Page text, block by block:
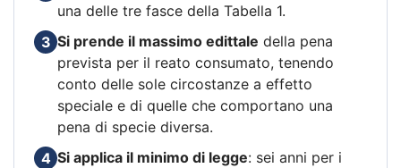
una delle tre fasce della Tabella 1.
3 Si prende il massimo edittale della pena
prevista per il reato consumato, tenendo
conto delle sole circostanze a effetto
speciale e di quelle che comportano una
pena di specie diversa.
4 Si applica il minimo di legge: sei anni per i